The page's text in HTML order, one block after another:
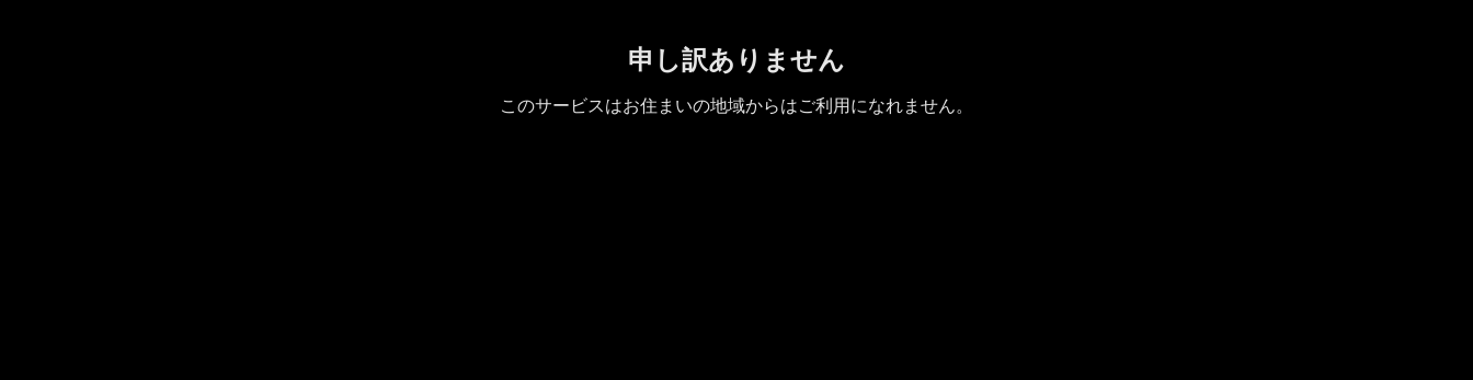
申し訳ありません
このサービスはお住まいの地域からはご利用になれません。